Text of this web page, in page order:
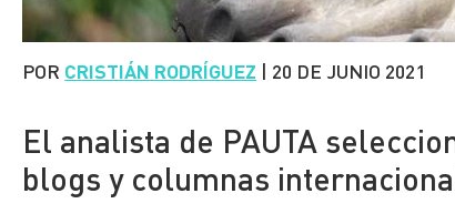
POR CRISTIÁN RODRÍGUEZ | 20 DE JUNIO 2021
El analista de PAUTA
blogs y columnas